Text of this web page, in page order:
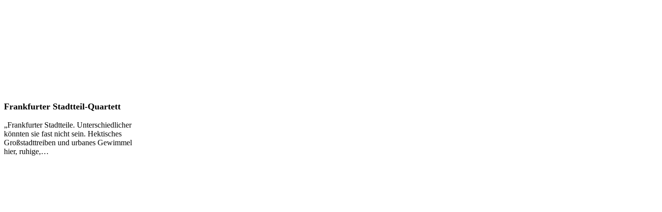
Frankfurter
Quartett
Frankfurter Stadtteil-Quartett
„Frankfurter Stadtteile. Unterschiedlicher
könnten sie fast nicht sein. Hektisches
Großstadttreiben und urbanes Gewimmel
hier, ruhige,…